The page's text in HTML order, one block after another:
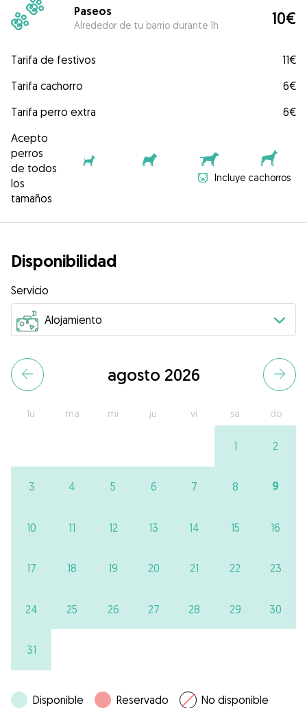
Paseos
Alrededor de tu barrio durante 1h 10€
Tarifa de festivos
11€
Tarifa cachorro
6€
Tarifa perro extra
6€
Acepto
perros
de todos
los
tamaños
Incluye cachorros
Disponibilidad
Servicio
agosto 2026
lu ma mi ju vi sa do
1 2
3 4 5 6 7 8 9
10 11 12 13 14 15 16
17 18 19 20 21 22 23
24 25 26 27 28 29 30
31
Disponible Reservado No disponible